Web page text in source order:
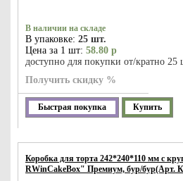
В наличии на складе
В упаковке: 25 шт.
Цена за 1 шт: 58.80 р
доступно для покупки от/кратно 25
Получить скидку %
Быстрая покупка Купить
Коробка для торта 242*240*110 мм с
RWinCakeBox" Премиум, бур/бур(Арт.